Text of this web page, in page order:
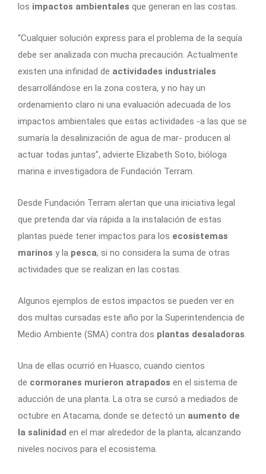
los impactos ambientales que generan en las costas.
“Cualquier solución express para el problema de la sequía
debe ser analizada con mucha precaución. Actualmente
existen una infinidad de actividades industriales
desarrollándose en la zona costera, y no hay un
ordenamiento claro ni una evaluación adecuada de los
impactos ambientales que estas actividades -a las que se
sumaría la desalinización de agua de mar- producen al
actuar todas juntas”, advierte Elizabeth Soto, bióloga
marina e investigadora de Fundación Terram.
Desde Fundación Terram alertan que una iniciativa legal
que pretenda dar vía rápida a la instalación de estas
plantas puede tener impactos para los ecosistemas
marinos y la pesca, si no considera la suma de otras
actividades que se realizan en las costas.
Algunos ejemplos de estos impactos se pueden ver en
dos multas cursadas este año por la Superintendencia de
Medio Ambiente (SMA) contra dos plantas desaladoras
Una de ellas ocurrió en Huasco, cuando cientos
de cormoranes murieron atrapados en el sistema de
aducción de una planta. La otra se cursó a mediados de
octubre en Atacama, donde se detectó un aumento de
la salinidad en el mar alrededor de la planta, alcanzando
niveles nocivos para el ecosistema.